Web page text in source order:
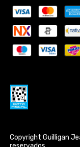
Copyright Guilligan